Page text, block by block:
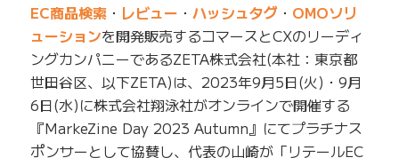
EC商品検索・ レビュー ・ ハッシュタグ・ OMOソリ
ューションを開発販売するコマースとCXのリーディ
ングカンパニーであるZETA株式会社(本社：東京都
世田谷区、以下ZETA)は、2023年9月5日(火)・9月
6日(水)に株式会社翔泳社がオンラインで開催する
『MarkeZine Day 2023 Autumn』にてプラチナス
ポンサーとして協賛し、代表の山崎が「リテールEC